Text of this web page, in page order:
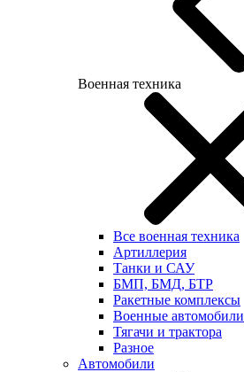
Военная техника
Все военная техника
Артиллерия
Танки и САУ
БМП, БМД, БТР
Ракетные комплексы
Военные автомобили
Тягачи и трактора
Разное
Автомобили